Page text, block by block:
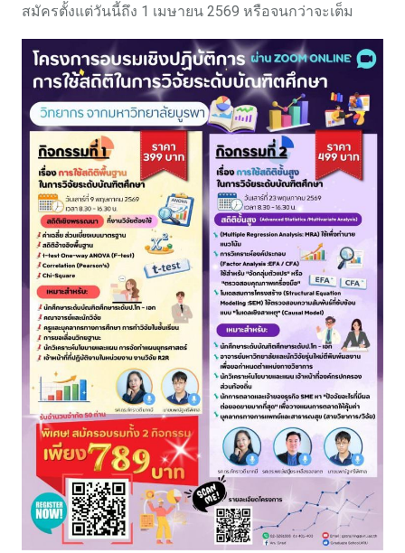
สมัครตั้งแต่วันนี้ถึง 1 เมษายน 2569 หรือจนกว่าจะเต็ม